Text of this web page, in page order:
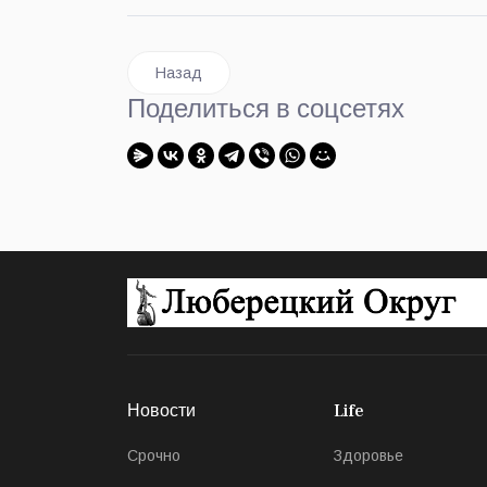
Предыдущий: Руководитель футбольной
Назад
Поделиться в соцсетях
Новости
Срочно
Life
Здоровье